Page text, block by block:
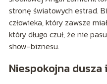
stronę światowych estrad.
człowieka, który zawsze
który długo czuł, że nie
show-biznesu.
Niespokojna